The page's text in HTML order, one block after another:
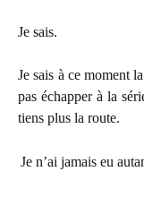
Je sais.
Je sais à ce moment
pas échapper à la
tiens plus la route.
Je n’ai jamais eu